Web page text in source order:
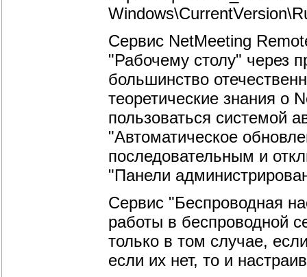
Сервис NetMeeting
"Рабочему столу" через
большинство
теоретические знания
пользоваться системой
"Автоматическое
последовательным и
"Панели
Сервис "Беспроводная
работы в беспроводной
только в том случае,
если их нет, то и